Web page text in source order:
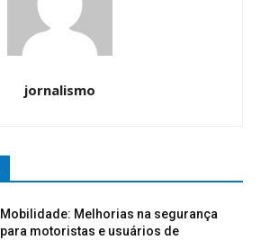
jornalismo
Mobilidade: Melhorias na segurança
para motoristas e usuários de